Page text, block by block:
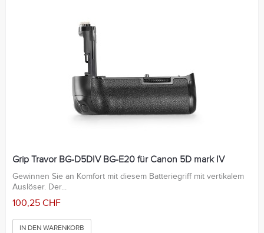
Grip Travor BG-D5DIV BG-E20 für Canon 5D mark IV
Gewinnen Sie an Komfort mit diesem Batteriegriff mit vertikalem
Auslöser. Der...
100,25 CHF
IN DEN WARENKORB